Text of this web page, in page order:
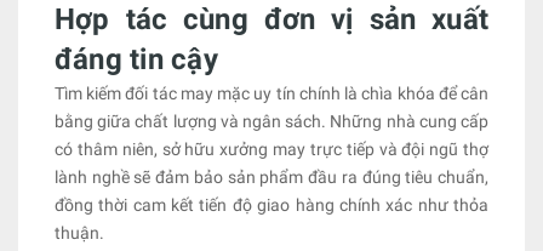
Hợp tác cùng đơn vị sản xuất
đáng tin cậy
Tìm kiếm đối tác may mặc uy tín chính là chìa khóa để cân
bằng giữa chất lượng và ngân sách. Những nhà cung cấp
có thâm niên, sở hữu xưởng may trực tiếp và đội ngũ thợ
lành nghề sẽ đảm bảo sản phẩm đầu ra đúng tiêu chuẩn,
đồng thời cam kết tiến độ giao hàng chính xác như thỏa
thuận.